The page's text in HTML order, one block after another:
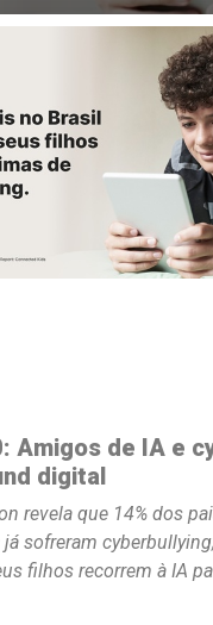
Amigos de IA e
digital
revela que 14% dos
sofreram
filhos recorrem à IA